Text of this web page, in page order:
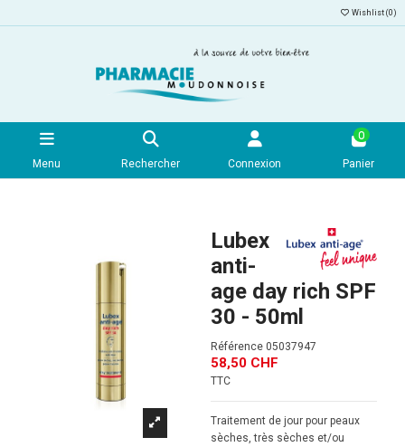
Wishlist (0)
Menu Rechercher Connexion
0
Panier
Lubex
anti-
age day rich SPF
30 - 50ml
Référence 05037947
58,50 CHF
TTC
Traitement de jour pour peaux
sèches, très sèches et/ou